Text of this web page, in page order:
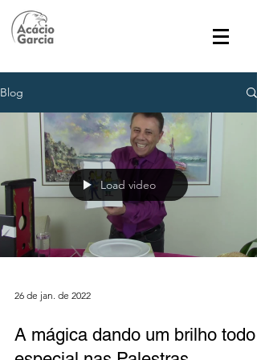
Blog
Load video
26 de jan. de 2022
A mágica dando um brilho todo